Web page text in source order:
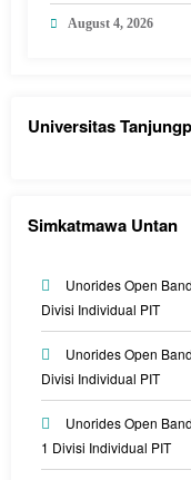
August 4, 2026
Universitas
Simkatmawa Untan
Unorides Open
Divisi Individual PIT
Unorides Open
Divisi Individual PIT
Unorides Open
1 Divisi Individual PIT